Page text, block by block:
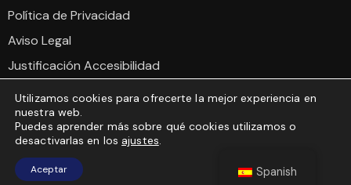
Política de Privacidad
Aviso Legal
Justificación Accesibilidad
Declaración Accesibilidad
© 2024Desarrollado por Mintrared
Spanish
Utilizamos cookies para ofrecerte la mejor experiencia en
nuestra web.
Puedes aprender más sobre qué cookies utilizamos o
desactivarlas en los ajustes.
Aceptar